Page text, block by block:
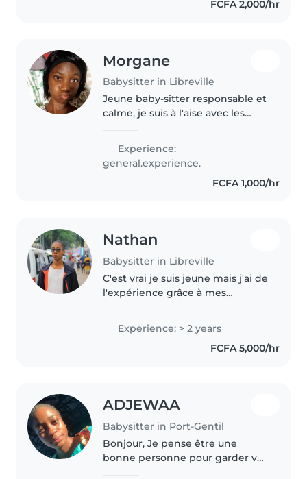
la clientèle, j'ai développé un
FCFA 2,000/hr
Morgane
Babysitter in Libreville
Jeune baby-sitter responsable et
calme, je suis à l'aise avec les
J'aime leur faire la lecture et les
aider avec leurs devoirs. Je peux
également préparer..
Experience:
general.experience.
FCFA 1,000/hr
Nathan
Babysitter in Libreville
C'est vrai je suis jeune mais j'ai de
l'expérience grâce à mes
responsable et les enfants
m'aimes beaucoup , vos enfants
seront entre de bonnes mains
Experience: > 2 years
FCFA 5,000/hr
ADJEWAA
Babysitter in Port-Gentil
Bonjour, Je pense être une
bonne personne pour garder vos